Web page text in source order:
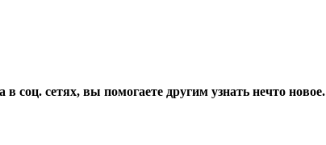
соц. сетях, вы помогаете другим узнать нечто новое.